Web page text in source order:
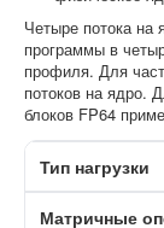
Четыре потока на
программы в
профиля. Для
потоков на ядро.
блоков FP64
Тип нагрузки
Матричные